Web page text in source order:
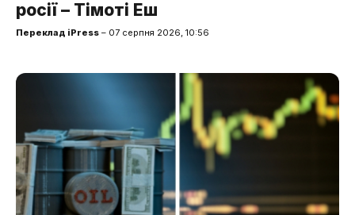
росії – Тімоті Еш
Переклад iPress – 07 серпня 2026, 10:56